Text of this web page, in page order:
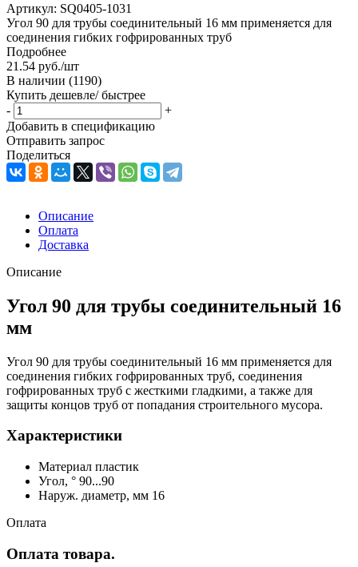
Артикул: SQ0405-1031
Угол 90 для трубы соединительный 16 мм применяется для
соединения гибких гофрированных труб
Подробнее
21.54 руб./шт
В наличии (1190)
Купить дешевле/ быстрее
-
+
Добавить в спецификацию
Отправить запрос
Поделиться
Описание
Оплата
Доставка
Описание
Угол 90 для трубы соединительный 16
мм
Угол 90 для трубы соединительный 16 мм применяется для
соединения гибких гофрированных труб, соединения
гофрированных труб с жесткими гладкими, а также для
защиты концов труб от попадания строительного мусора.
Характеристики
Материал пластик
Угол, ° 90...90
Наруж. диаметр, мм 16
Оплата
Оплата товара.